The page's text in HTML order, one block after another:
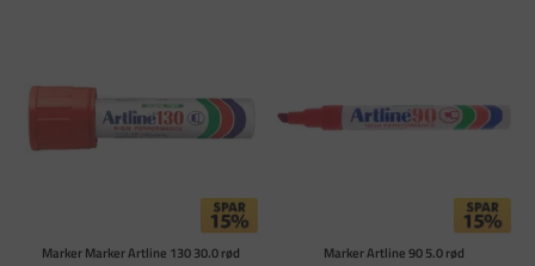
Marker Marker Artline 130 30.0 rød Marker Artline 90 5.0 rød